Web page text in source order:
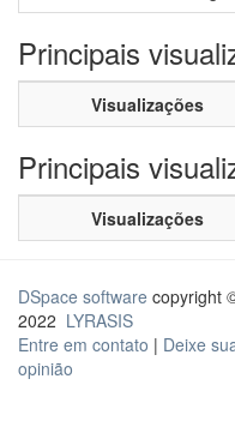
Principais
Visualizações
Principais
Visualizações
DSpace software copyright
2022 LYRASIS
Entre em contato | Deixe
opinião